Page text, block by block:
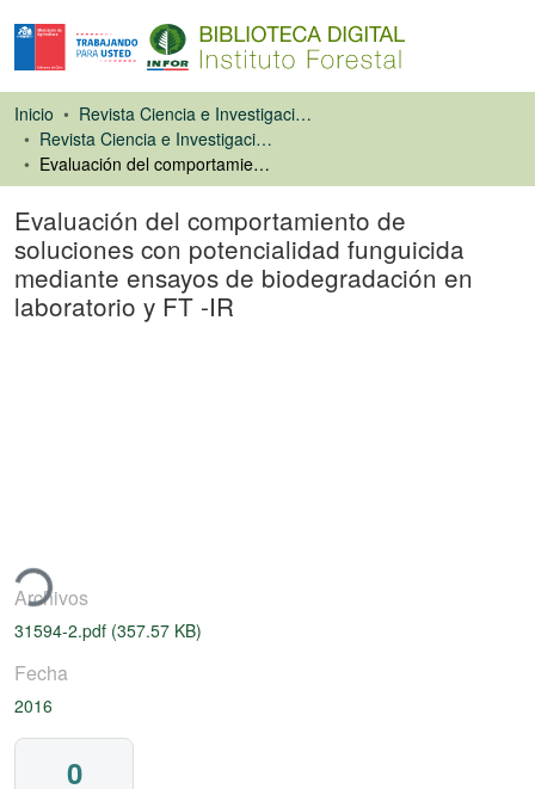
Inicio
Revista Ciencia e Investigación Forestal (CIFOR)
Revista Ciencia e Investigación Forestal
Evaluación del comportamiento de soluciones con potencialidad funguicida mediante ensayos de biodegradación en laboratorio y FT -IR
Evaluación del comportamiento de
soluciones con potencialidad funguicida
mediante ensayos de biodegradación en
laboratorio y FT -IR
Archivos
31594-2.pdf (357.57 KB)
Fecha
2016
0